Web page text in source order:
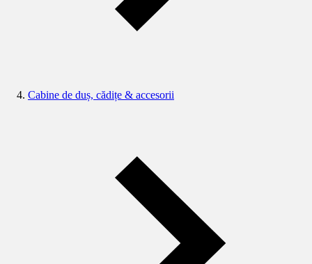
Cabine de duș, cădițe & accesorii